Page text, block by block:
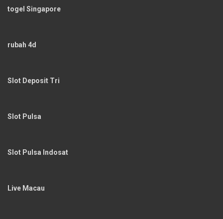
togel Singapore
rubah 4d
Slot Deposit Tri
Slot Pulsa
Slot Pulsa Indosat
Live Macau